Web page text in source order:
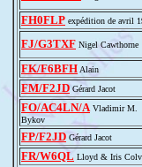
FH0FLP expédition de avril
FJ/G3TXF Nigel Cawthorne
FK/F6BFH Alain
FM/F2JDGérard Jacot
FO/AC4LN/A Vladimir M.
Bykov
FP/F2JD Gérard Jacot
FR/W6QL Lloyd & Iris